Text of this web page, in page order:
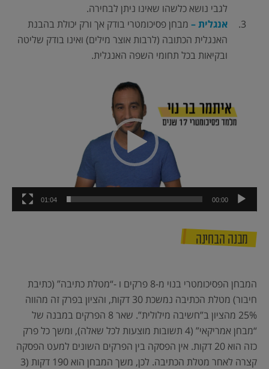
לגבי נושא כלשהו שאינו ניתן לבחירה.
אנגלית – מבחן פסיכומטרי בודק אך ורק יכולת בהבנת
האנגלית הכתובה (לרבות אוצר מילים) ואינו בודק שליטה
ובקיאות בכל תחומי השפה האנגלית.
00:00
01:04
מבנה הבחינה
המבחן הפסיכומטרי בנוי מ-8 פרקים ו -“מטלת כתיבה” (כתיבת
חיבור) מטלת הכתיבה נמשכת 30 דקות, והציון בפרק זה מהווה
25% מהציון ב”חשיבה מילולית”. שאר 8 הפרקים במבנה של
“מבחן אמריקאי” (4 תשובות מוצעות לכל שאלה), ומשך כל פרק
כזה הוא 20 דקות. אין הפסקה בין הפרקים השונים למעט הפסקה
קצרה לאחר מטלת הכתיבה. לכן, משך המבחן הוא 190 דקות (3